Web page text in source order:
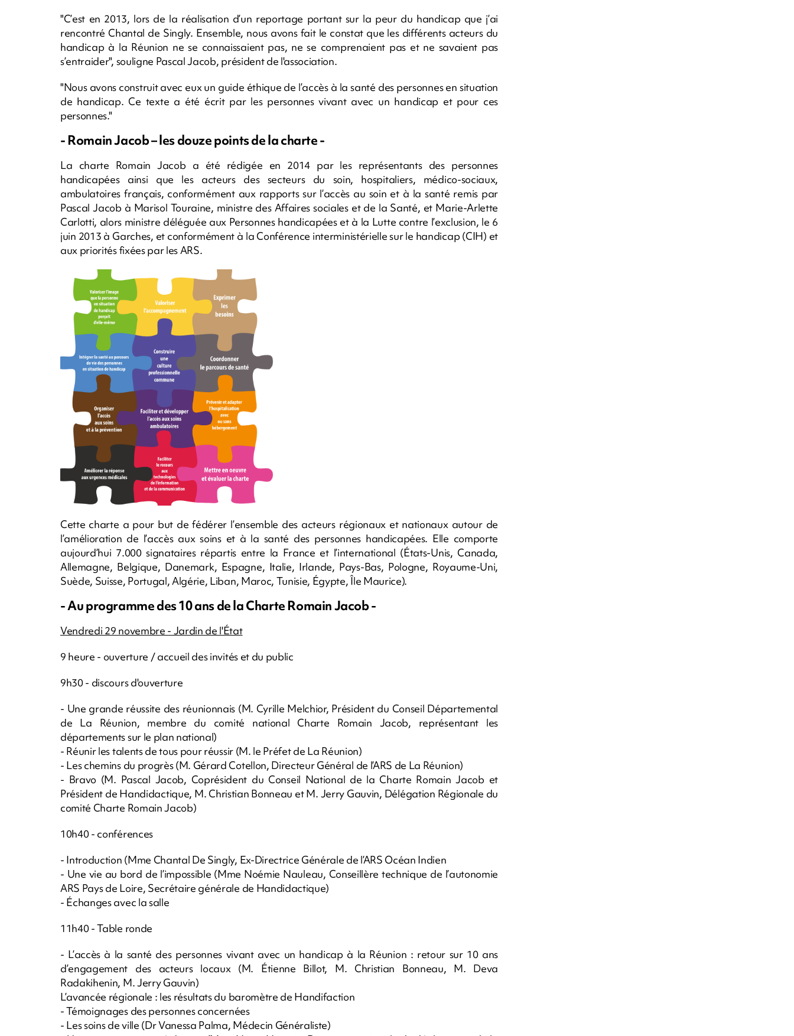
"C’est en 2013, lors de la réalisation d’un reportage portant sur la peur du handicap que j’ai
rencontré Chantal de Singly. Ensemble, nous avons fait le constat que les différents acteurs du
handicap à la Réunion ne se connaissaient pas, ne se comprenaient pas et ne savaient pas
s’entraider", souligne Pascal Jacob, président de l'association.
"Nous avons construit avec eux un guide éthique de l’accès à la santé des personnes en situation
de handicap. Ce texte a été écrit par les personnes vivant avec un handicap et pour ces
personnes."
- Romain Jacob – les douze points de la charte -
La charte Romain Jacob a été rédigée en 2014 par les représentants des personnes
handicapées ainsi que les acteurs des secteurs du soin, hospitaliers, médico-sociaux,
ambulatoires français, conformément aux rapports sur l’accès au soin et à la santé remis par
Pascal Jacob à Marisol Touraine, ministre des Affaires sociales et de la Santé, et Marie-Arlette
Carlotti, alors ministre déléguée aux Personnes handicapées et à la Lutte contre l’exclusion, le 6
juin 2013 à Garches, et conformément à la Conférence interministérielle sur le handicap (CIH) et
aux priorités fixées par les ARS.
Cette charte a pour but de fédérer l’ensemble des acteurs régionaux et nationaux autour de
l’amélioration de l’accès aux soins et à la santé des personnes handicapées. Elle comporte
aujourd’hui 7.000 signataires répartis entre la France et l’international (États-Unis, Canada,
Allemagne, Belgique, Danemark, Espagne, Italie, Irlande, Pays-Bas, Pologne, Royaume-Uni,
Suède, Suisse, Portugal, Algérie, Liban, Maroc, Tunisie, Égypte, Île Maurice).
- Au programme des 10 ans de la Charte Romain Jacob -
Vendredi 29 novembre - Jardin de l'État
9 heure - ouverture / accueil des invités et du public
9h30 - discours d'ouverture
- Une grande réussite des réunionnais (M. Cyrille Melchior, Président du Conseil Départemental
de La Réunion, membre du comité national Charte Romain Jacob, représentant les
départements sur le plan national)
- Réunir les talents de tous pour réussir (M. le Préfet de La Réunion)
- Les chemins du progrès (M. Gérard Cotellon, Directeur Général de l’ARS de La Réunion)
- Bravo (M. Pascal Jacob, Coprésident du Conseil National de la Charte Romain Jacob et
Président de Handidactique, M. Christian Bonneau et M. Jerry Gauvin, Délégation Régionale du
comité Charte Romain Jacob)
10h40 - conférences
- Introduction (Mme Chantal De Singly, Ex-Directrice Générale de l’ARS Océan Indien
- Une vie au bord de l’impossible (Mme Noémie Nauleau, Conseillère technique de l’autonomie
ARS Pays de Loire, Secrétaire générale de Handidactique)
- Échanges avec la salle
11h40 - Table ronde
- L’accès à la santé des personnes vivant avec un handicap à la Réunion : retour sur 10 ans
d’engagement des acteurs locaux (M. Étienne Billot, M. Christian Bonneau, M. Deva
Radakihenin, M. Jerry Gauvin)
L’avancée régionale : les résultats du baromètre de Handifaction
- Témoignages des personnes concernées
- Les soins de ville (Dr Vanessa Palma, Médecin Généraliste)